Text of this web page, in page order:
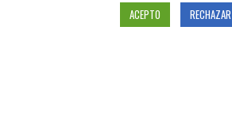
ACEPTO RECHAZAR